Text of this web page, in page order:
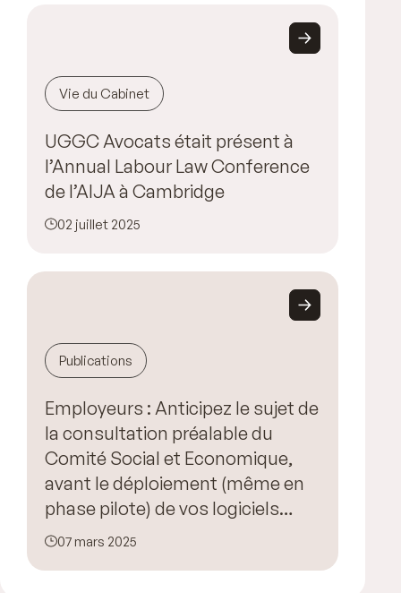
Vie du Cabinet
UGGC Avocats était présent à
l’Annual Labour Law Conference
de l’AIJA à Cambridge
02 juillet 2025
Publications
Employeurs : Anticipez le sujet de
la consultation préalable du
Comité Social et Economique,
avant le déploiement (même en
phase pilote) de vos logiciels
intégrant l’IA !
07 mars 2025